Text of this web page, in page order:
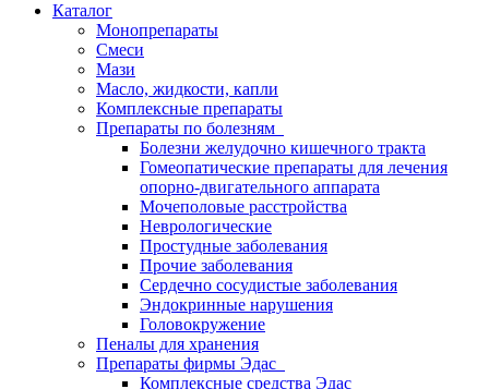
Каталог
Монопрепараты
Смеси
Мази
Масло, жидкости, капли
Комплексные препараты
Препараты по болезням
Болезни желудочно кишечного тракта
Гомеопатические препараты для лечения
опорно-двигательного аппарата
Мочеполовые расстройства
Неврологические
Простудные заболевания
Прочие заболевания
Сердечно сосудистые заболевания
Эндокринные нарушения
Головокружение
Пеналы для хранения
Препараты фирмы Эдас
Комплексные средства Эдас